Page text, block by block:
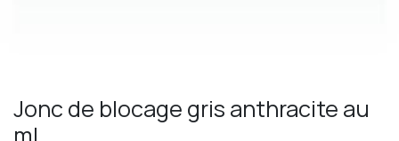
Jonc de blocage gris anthracite au